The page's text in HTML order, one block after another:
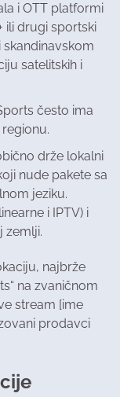
i OTT platformi
ili drugi sportski
skandinavskom
satelitskih i
često ima
drže lokalni
nude pakete sa
jeziku.
i IPTV) i
zemlji.
najbrže
na zvaničnom
stream [ime
prodavci